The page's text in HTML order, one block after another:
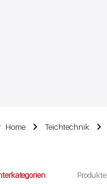
Home Teichtechnik
Produkte